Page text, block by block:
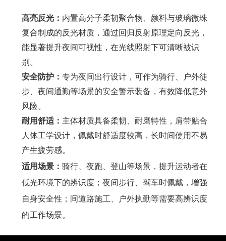
高亮反光 ‌： 内置高分子柔韧聚合物、颜料与玻璃微珠
复合制成的反光材质，通过回归反射原理定向反光，
能显著提升夜间可视性，在光线照射下可清晰被识
别。
安全防护 ‌： 专为夜间出行设计，可作为骑行、户外徒
步、夜间通勤等场景的安全警示装备，有效降低意外
风险。
耐用舒适 ‌： 主体材质具备柔韧、耐磨特性，肩带贴合
人体工学设计，佩戴时舒适度较高，长时间使用不易
产生疲劳感。
适用场景‌： 骑行、夜跑、登山等场景，提升运动者在
低光环境下的辨识度；夜间步行、驾车时佩戴，增强
自身安全性；间道路施工、户外执勤等需要高辨识度
的工作场景。